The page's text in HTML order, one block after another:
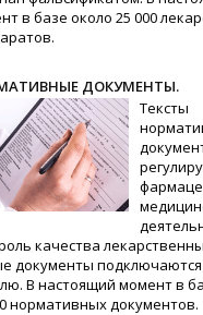
в базе около 25 000
ДОКУМЕНТЫ.
Тексты
качества
документы подключаются
В настоящий момент в
нормативных документов.